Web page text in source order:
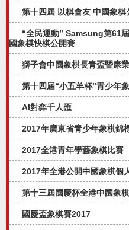
第十四屆 以棋會友 中國象棋
“全民運動” Samsung第61
國象棋快棋公開賽
獅子會中國象棋長青盃暨康
第十四屆“小五羊杯”青少年
AI對弈千人匯
2017年廣東省青少年象棋錦
2017全港青年學藝象棋比賽
2017年全港公開中國象棋個
第十三屆國慶杯全港中國象
國慶盃象棋賽2017